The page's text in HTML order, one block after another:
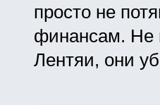
просто не
финансам. Не
Лентяи, они